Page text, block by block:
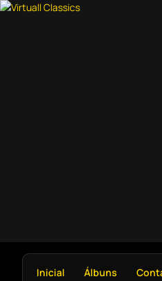
Inicial Álbuns